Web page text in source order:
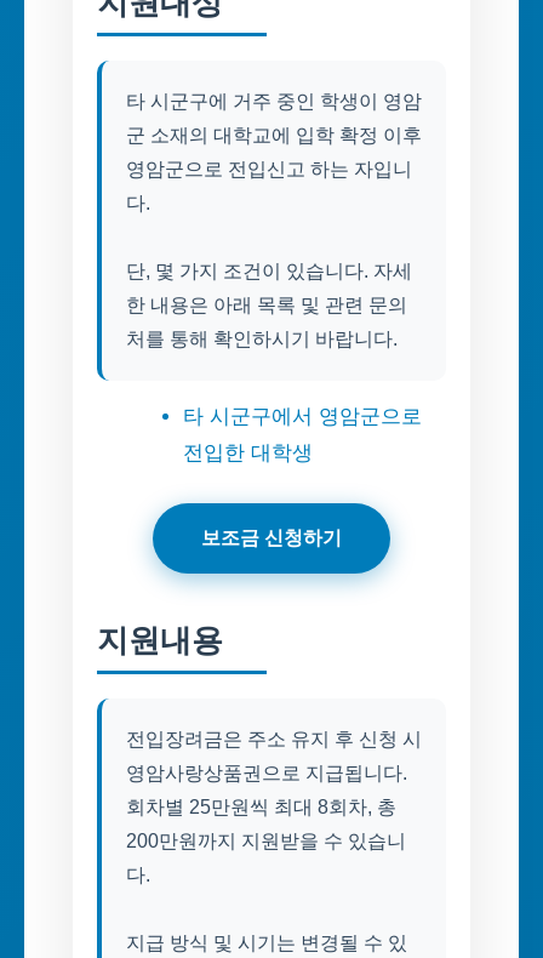
타 시군구에 거주 중인 학생이 영암
군 소재의 대학교에 입학 확정 이후
영암군으로 전입신고 하는 자입니
다.
단, 몇 가지 조건이 있습니다. 자세
한 내용은 아래 목록 및 관련 문의
처를 통해 확인하시기 바랍니다.
타 시군구에서 영암군으로
전입한 대학생
보조금 신청하기
지원내용
전입장려금은 주소 유지 후 신청 시
영암사랑상품권으로 지급됩니다.
회차별 25만원씩 최대 8회차, 총
200만원까지 지원받을 수 있습니
다.
지급 방식 및 시기는 변경될 수 있